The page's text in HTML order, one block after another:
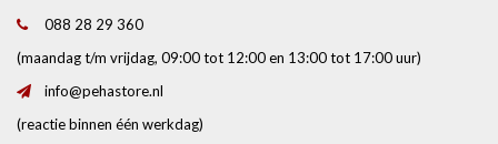
088 28 29 360
(maandag t/m vrijdag, 09:00 tot 12:00 en 13:00 tot 17:00 uur)
info@pehastore.nl
(reactie binnen één werkdag)